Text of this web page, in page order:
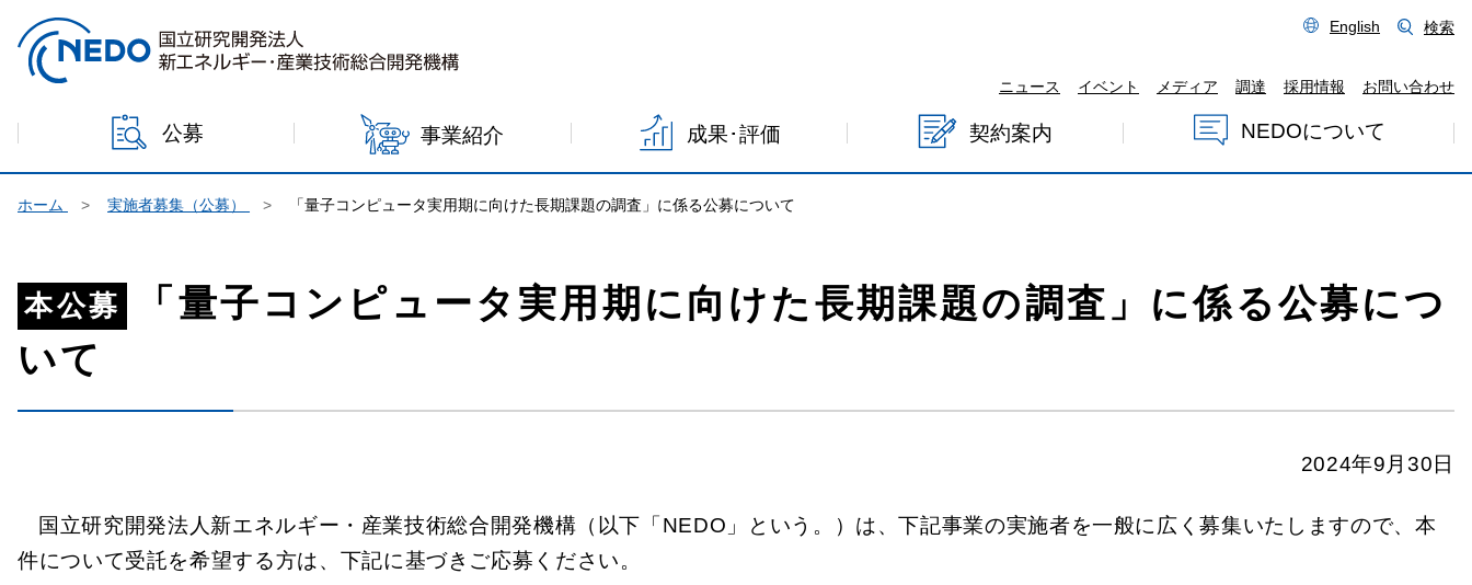
本文へジャンプ
English 検索
ニュース イベント メディア 調達 採用情報 お問い合わせ
公募 事業紹介 成果･評価 契約案内 NEDOについて
ホーム 実施者募集（公募） 「量子コンピュータ実用期に向けた長期課題の調査」に係る公募について
本公募
「量子コンピュータ実用期に向けた長期課題の調査」に係る公募につ
いて
2024年9月30日
国立研究開発法人新エネルギー・産業技術総合開発機構（以下「NEDO」という。）は、下記事業の実施者を一般に広く募集いたしますので、本
件について受託を希望する方は、下記に基づきご応募ください。